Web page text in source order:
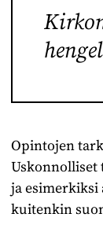
Opintojen
Uskonnolliset
ja esimerkiksi
kuitenkin